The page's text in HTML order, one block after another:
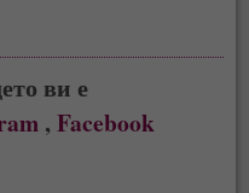
ви е
,Facebook